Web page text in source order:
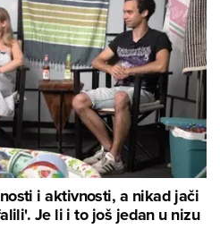
i aktivnosti, a nikad jači
Je li i to još jedan u nizu